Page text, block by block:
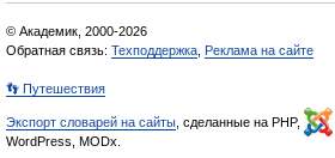
© Академик, 2000-2026
Обратная связь: Техподдержка Реклама на сайте
👣 Путешествия
Экспорт словарей на сайты , сделанные на PHP,
WordPress, MODx.